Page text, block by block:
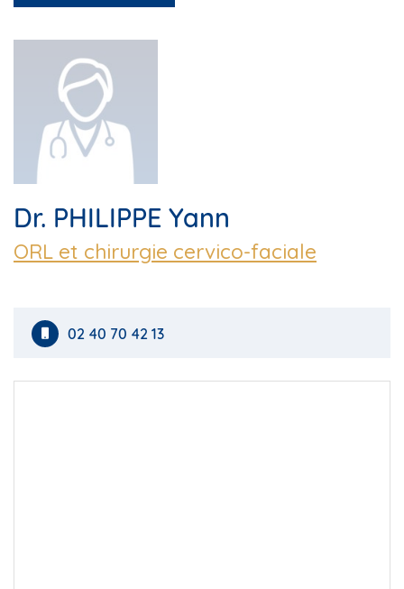
Dr. PHILIPPE Yann
ORL et chirurgie cervico-faciale
02 40 70 42 13